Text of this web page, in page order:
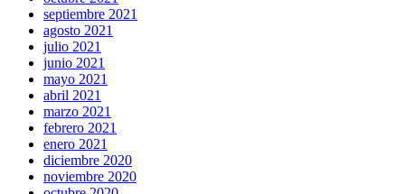
septiembre 2021
agosto 2021
julio 2021
junio 2021
mayo 2021
abril 2021
marzo 2021
febrero 2021
enero 2021
diciembre 2020
noviembre 2020